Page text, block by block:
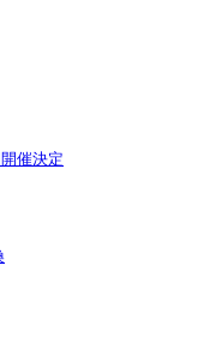
催決定